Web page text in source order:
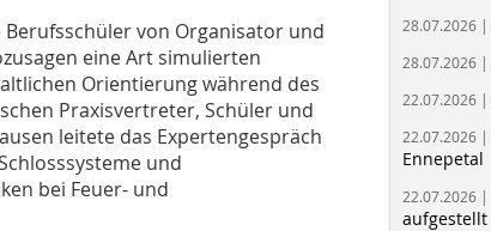
von Organisator und
eine Art simulierten
Orientierung während des
Praxisvertreter, Schüler und
leitete das Expertengespräch
und
bei Feuer- und
28.07.2026 |
28.07.2026 |
22.07.2026 |
22.07.2026 |
Ennepetal
22.07.2026 |
aufgestellt